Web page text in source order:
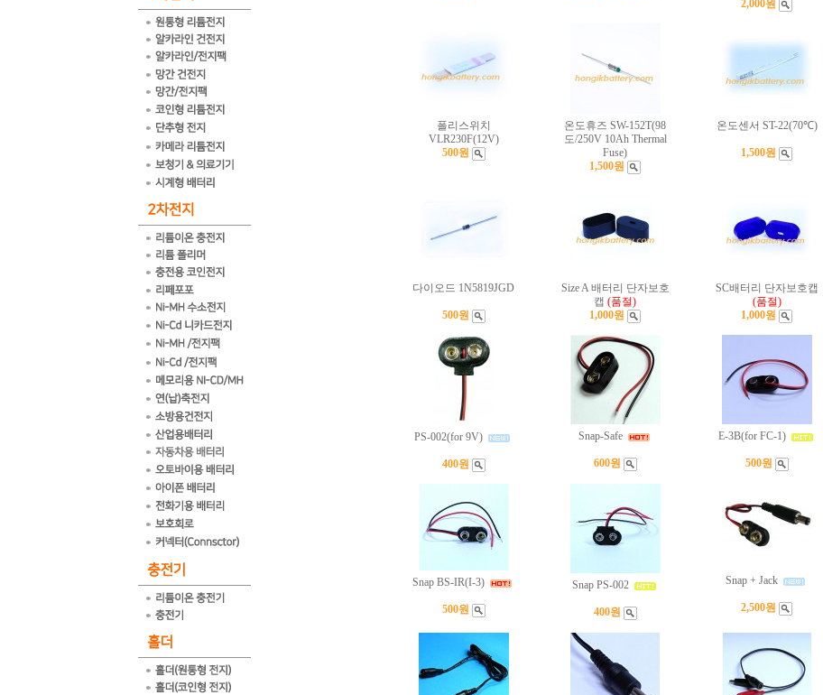
2,000원
폴리스위치
VLR230F(12V)
500원
온도휴즈 SW-152T(98
도/250V 10Ah Thermal
Fuse)
1,500원
온도센서 ST-22(70℃)
1,500원
다이오드 1N5819JGD
500원
Size A 배터리 단자보호
캡 (품절)
1,000원
SC배터리 단자보호캡
(품절)
1,000원
PS-002(for 9V)
400원
Snap-Safe
600원
E-3B(for FC-1)
500원
Snap BS-IR(I-3)
500원
Snap PS-002
400원
Snap + Jack
2,500원